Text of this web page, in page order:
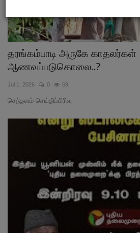
தரங்கம்பாடி அருகே காதலர்கள்
ஆணவப்படுகொலை..?
Jul 1, 2026 0 69
செந்தளம் செய்திப்பிரிவு